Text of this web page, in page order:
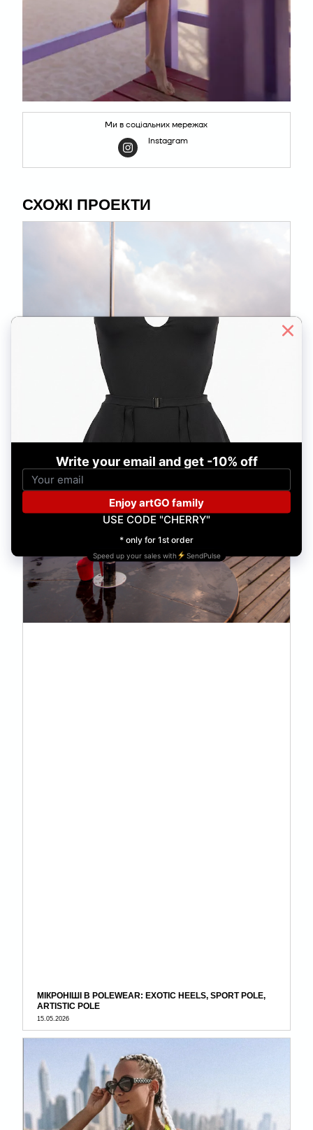
Ми в соціальних мережах
Instagram
СХОЖІ ПРОЕКТИ
МІКРОНІШІ В POLEWEAR: EXOTIC HEELS, SPORT POLE,
ARTISTIC POLE
15.05.2026